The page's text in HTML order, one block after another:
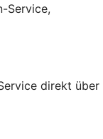
Service,
direkt über